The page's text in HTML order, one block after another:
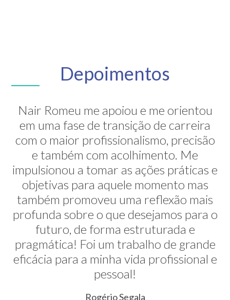
Depoimentos
Nair Romeu me apoiou e me orientou
em uma fase de transição de carreira
com o maior profissionalismo, precisão
e também com acolhimento. Me
impulsionou a tomar as ações práticas e
objetivas para aquele momento mas
também promoveu uma reflexão mais
profunda sobre o que desejamos para o
futuro, de forma estruturada e
pragmática! Foi um trabalho de grande
eficácia para a minha vida profissional e
pessoal!
Rogério Segala
A Nair é inesquecível! Através de sua
grande competência ela me mostrou
alternativas na minha transição de
carreira. E ela faz isso de uma maneira
muito sútil e elegante. Hoje exerço uma
profissão nunca pensada antes. Meus
agradecimentos!
Erica Rodrigues
Consultora em Qualidade, Meio Ambiente, Saúde e
Segurança do Trabalho